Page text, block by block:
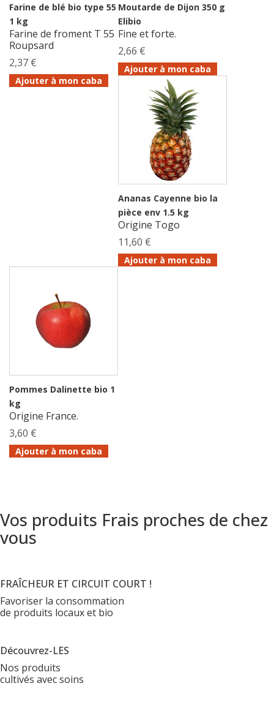
Farine de blé bio type 55
1 kg
Farine de froment T 55
Roupsard
2,37 €
Ajouter à mon caba
Moutarde de Dijon 350 g
Elibio
Fine et forte.
2,66 €
Ajouter à mon caba
Ananas Cayenne bio la
pièce env 1.5 kg
Origine Togo
11,60 €
Ajouter à mon caba
Pommes Dalinette bio 1
kg
Origine France.
3,60 €
Ajouter à mon caba
Vos produits Frais proches de chez
vous
FRAÎCHEUR ET CIRCUIT COURT !
Favoriser la consommation
de produits locaux et bio
Découvrez-LES
Nos produits
cultivés avec soins